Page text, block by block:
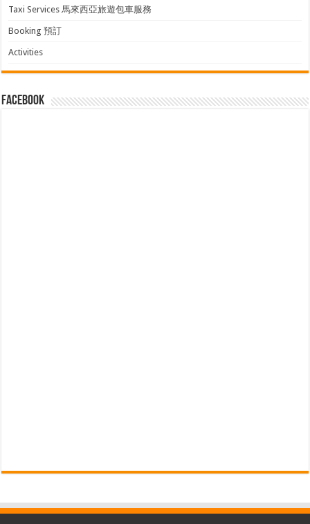
Taxi Services 馬來西亞旅遊包車服務
Booking 預訂
Activities
facebook